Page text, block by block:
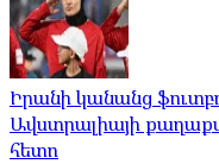
Իրանի կանանց
Ավստրալիայի
հետո